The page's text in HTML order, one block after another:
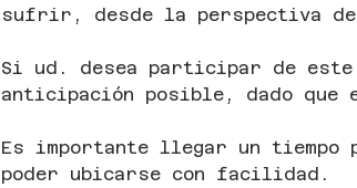
sufrir, desde la perspectiva de
Si ud. desea participar de este
anticipación posible, dado que
Es importante llegar un tiempo
poder ubicarse con facilidad.